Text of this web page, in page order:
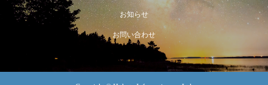
お知らせ
お問い合わせ